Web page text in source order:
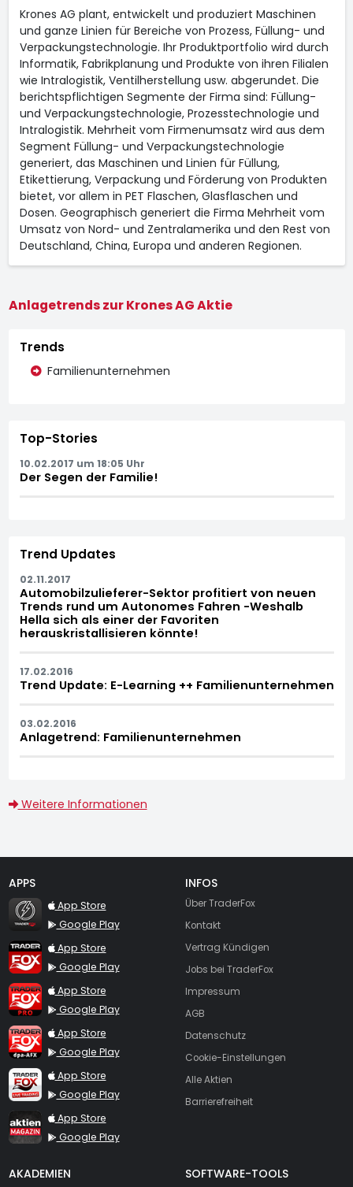
Krones AG plant, entwickelt und produziert Maschinen
und ganze Linien für Bereiche von Prozess, Füllung- und
Verpackungstechnologie. Ihr Produktportfolio wird durch
Informatik, Fabrikplanung und Produkte von ihren Filialen
wie Intralogistik, Ventilherstellung usw. abgerundet. Die
berichtspflichtigen Segmente der Firma sind: Füllung-
und Verpackungstechnologie, Prozesstechnologie und
Intralogistik. Mehrheit vom Firmenumsatz wird aus dem
Segment Füllung- und Verpackungstechnologie
generiert, das Maschinen und Linien für Füllung,
Etikettierung, Verpackung und Förderung von Produkten
bietet, vor allem in PET Flaschen, Glasflaschen und
Dosen. Geographisch generiert die Firma Mehrheit vom
Umsatz von Nord- und Zentralamerika und den Rest von
Deutschland, China, Europa und anderen Regionen.
Anlagetrends zur Krones AG Aktie
Trends
Familienunternehmen
Top-Stories
10.02.2017 um 18:05 Uhr
Der Segen der Familie!
Trend Updates
02.11.2017
Automobilzulieferer-Sektor profitiert von neuen
Trends rund um Autonomes Fahren -Weshalb
Hella sich als einer der Favoriten
herauskristallisieren könnte!
17.02.2016
Trend Update: E-Learning ++ Familienunternehmen
03.02.2016
Anlagetrend: Familienunternehmen
Weitere Informationen
APPS
TraderFox Flash
App Store
Google Play
TraderFox App
App Store
Google Play
TraderFox Pro
App Store
Google Play
TraderFox dpa-AFX ProFeed
App Store
Google Play
TraderFox Live Trading
App Store
Google Play
TraderFox aktien Magazin
App Store
Google Play
INFOS
Über TraderFox
Kontakt
Vertrag Kündigen
Jobs bei TraderFox
Impressum
AGB
Datenschutz
Cookie-Einstellungen
Alle Aktien
Barrierefreiheit
AKADEMIEN SOFTWARE-TOOLS